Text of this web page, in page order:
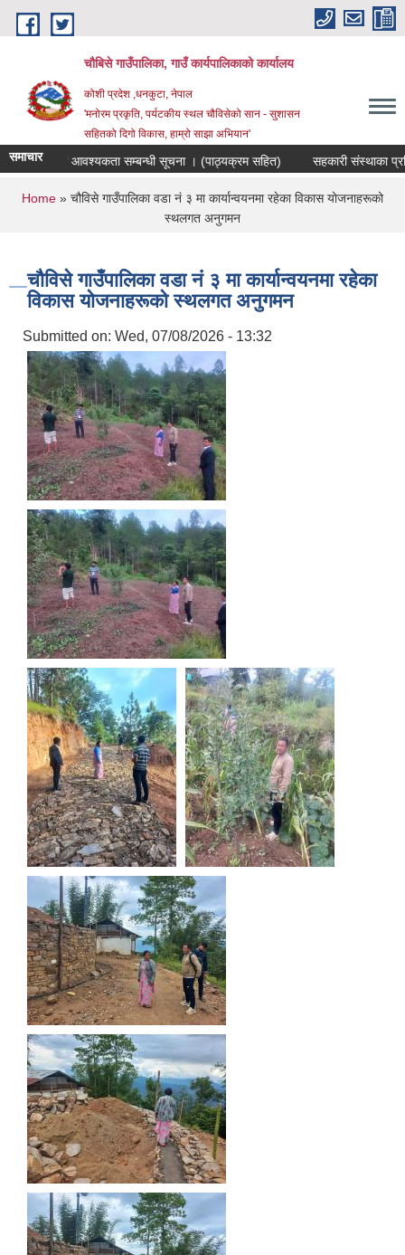
Skip to main content
चौबिसे गाउँपालिका, गाउँ कार्यपालिकाको कार्यालय
कोशी प्रदेश ,धनकुटा, नेपाल
'मनोरम प्रकृति, पर्यटकीय स्थल चौविसेको सान - सुशासन
सहितको दिगो विकास, हाम्रो साझा अभियान'
समाचार
कर्मचारी आवश्यकता सम्बन्धी सूचना । (पाठ्यक्रम सहित) सहकारी संस्थाका
You are here
Home » चौविसे गाउँपालिका वडा नं ३ मा कार्यान्वयनमा रहेका विकास योजनाहरूको
स्थलगत अनुगमन
चौविसे गाउँपालिका वडा नं ३ मा कार्यान्वयनमा रहेका
विकास योजनाहरूको स्थलगत अनुगमन
Submitted on: Wed, 07/08/2026 - 13:32